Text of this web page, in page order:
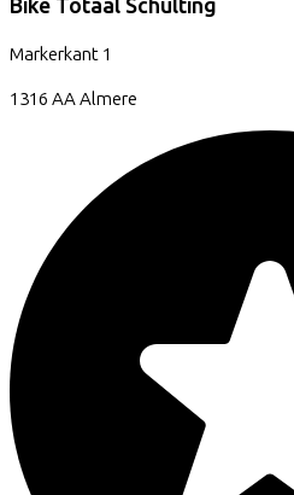
Bike Totaal Schulting
Markerkant 1
1316 AAAlmere